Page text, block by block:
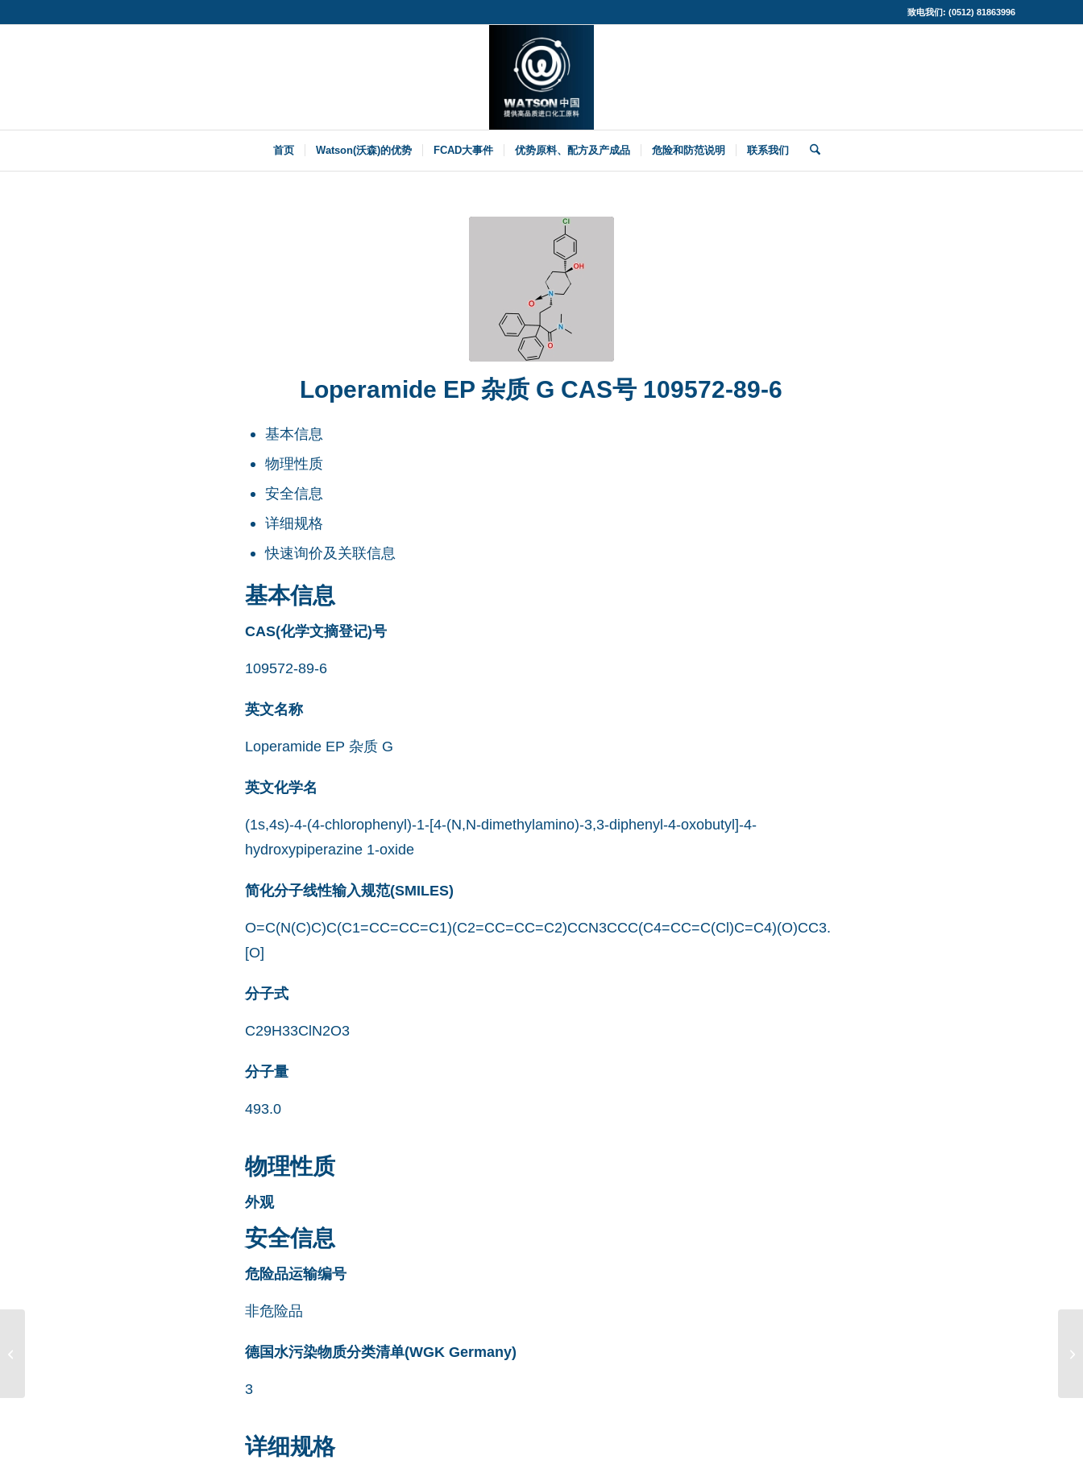
致电我们: (0512) 81863996
首页 Watson(沃森)的优势 FCAD大事件 优势原料、配方及产成品 危险和防范说明 联系我们
Loperamide EP 杂质 G CAS号 109572-89-6
基本信息
物理性质
安全信息
详细规格
快速询价及关联信息
基本信息
CAS(化学文摘登记)号
109572-89-6
英文名称
Loperamide EP 杂质 G
英文化学名
(1s,4s)-4-(4-chlorophenyl)-1-[4-(N,N-dimethylamino)-3,3-diphenyl-4-oxobutyl]-4-
hydroxypiperazine 1-oxide
简化分子线性输入规范(SMILES)
O=C(N(C)C)C(C1=CC=CC=C1)(C2=CC=CC=C2)CCN3CCC(C4=CC=C(Cl)C=C4)(O)CC3.
[O]
分子式
C29H33ClN2O3
分子量
493.0
物理性质
外观
安全信息
危险品运输编号
非危险品
德国水污染物质分类清单(WGK Germany)
3
详细规格